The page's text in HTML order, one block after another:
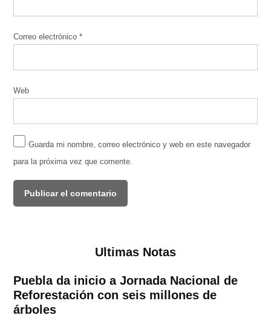
Correo electrónico*
Web
Guarda mi nombre, correo electrónico y web en este navegador
para la próxima vez que comente.
Ultimas Notas
Puebla da inicio a Jornada Nacional de
Reforestación con seis millones de
árboles